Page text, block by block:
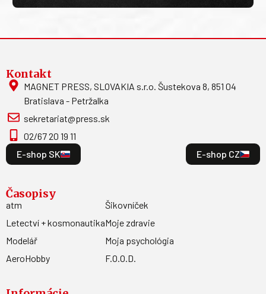
Kontakt
MAGNET PRESS, SLOVAKIA s.r.o. Šustekova 8, 851 04
Bratislava - Petržalka
sekretariat@press.sk
02/67 20 19 11
E-shop SK
E-shop CZ
Časopisy
atm
Letectví + kosmonautika
Modelář
AeroHobby
Šikovníček
Moje zdravie
Moja psychológia
F.O.O.D.